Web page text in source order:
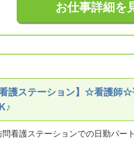
お仕事詳細を
看護ステーション】☆看護師
看護ステーションでの日勤パー